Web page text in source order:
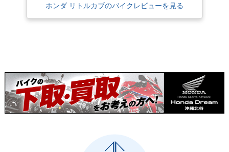
2000年 Little Cub
フスターター併用・
2000年 Little Cub
クタイプ・特別・限
1999年 Little Cub
用・マイナーチェン
1999年 Little Cub
キックタイプ・マイ
1998年 Little Cub
セルフスターター併
1998年 Little Cub
キックタイプ・マイ
ホンダ リトルカブのバイクレビューを見る